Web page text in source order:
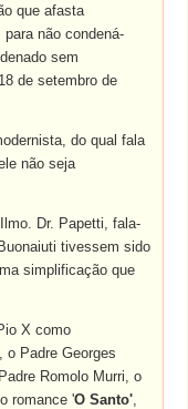
que afasta
não condená-
sem
de setembro de
do qual fala
não seja
Dr. Papetti, fala-
tivessem sido
simplificação que
X como
o Padre Georges
Romolo Murri, o
romance 'O Santo',